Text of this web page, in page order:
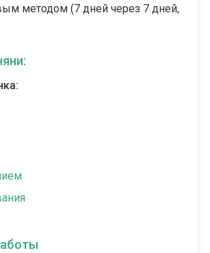
методом (7 дней через 7 дней,